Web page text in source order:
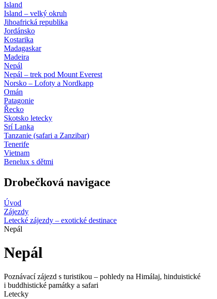
Island
Island – velký okruh
Jihoafrická republika
Jordánsko
Kostarika
Madagaskar
Madeira
Nepál
Nepál – trek pod Mount Everest
Norsko – Lofoty a Nordkapp
Omán
Patagonie
Řecko
Skotsko letecky
Srí Lanka
Tanzanie (safari a Zanzibar)
Tenerife
Vietnam
Benelux s dětmi
Drobečková navigace
Úvod
Zájezdy
Letecké zájezdy – exotické destinace
Nepál
Nepál
Poznávací zájezd s turistikou – pohledy na Himálaj, hinduistické
i buddhistické památky a safari
Letecky